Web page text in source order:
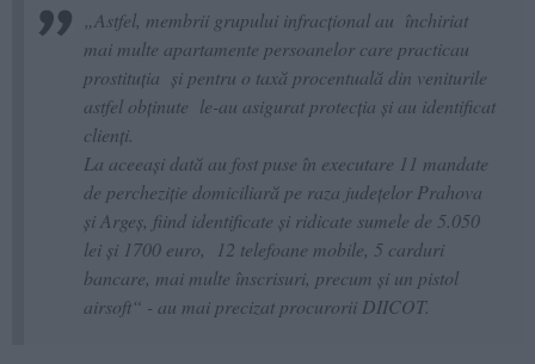
„Astfel, membrii grupului infracțional au închiriat
mai multe apartamente persoanelor care practicau
prostituția și pentru o taxă procentuală din veniturile
astfel obținute le-au asigurat protecția și au identificat
clienți.
La aceeași dată au fost puse în executare 11 mandate
de percheziție domiciliară pe raza județelor Prahova
și Argeș, fiind identificate și ridicate sumele de 5.050
lei și 1700 euro, 12 telefoane mobile, 5 carduri
bancare, mai multe înscrisuri, precum și un pistol
airsoft“ - au mai precizat procurorii DIICOT.